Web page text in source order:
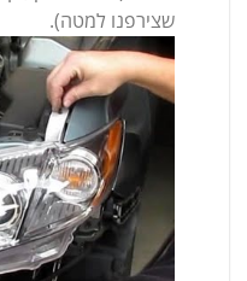
שצירפנו למטה).